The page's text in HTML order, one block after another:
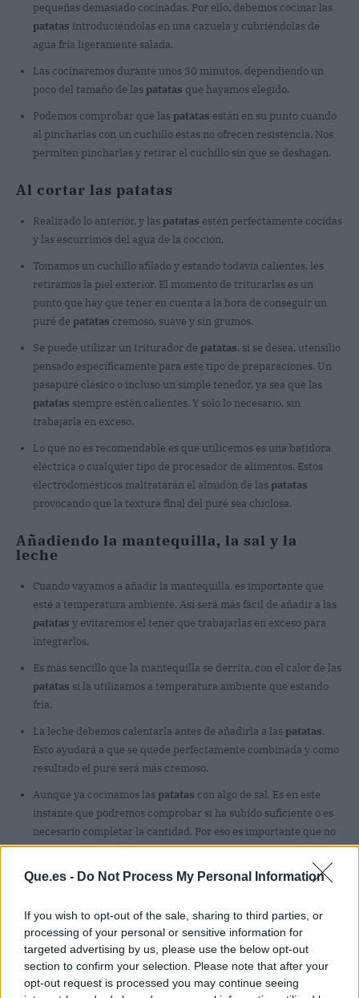
Que.es - Do Not Process My Personal Information
If you wish to opt-out of the sale, sharing to third parties, or
processing of your personal or sensitive information for
targeted advertising by us, please use the below opt-out
section to confirm your selection. Please note that after your
opt-out request is processed you may continue seeing
pequeñas demasiado cocinadas. Por ello, debemos cocinar las
patatas introduciéndolas en una cazuela y cubriéndolas de
agua fría ligeramente salada.
Las cocinaremos durante unos 30 minutos, dependiendo un
poco del tamaño de las patatas que hayamos elegido.
Podemos comprobar que las patatas están en su punto cuando
al pincharlas con un cuchillo estas no ofrecen resistencia. Nos
permiten pincharlas y retirar el cuchillo sin que se deshagan.
Al cortar las patatas
Realizado lo anterior, y las patatas estén perfectamente cocidas
y las escurrimos del agua de la cocción.
Tomamos un cuchillo afilado y estando todavía calientes, les
retiramos la piel exterior. El momento de triturarlas es un
punto que hay que tener en cuenta a la hora de conseguir un
puré de patatas cremoso, suave y sin grumos.
Se puede utilizar un triturador de patatas, si se desea, utensilio
pensado específicamente para este tipo de preparaciones. Un
pasapuré clásico o incluso un simple tenedor, ya sea que las
patatas siempre estén calientes. Y sólo lo necesario, sin
trabajarla en exceso.
Lo que no es recomendable es que utilicemos es una batidora
eléctrica o cualquier tipo de procesador de alimentos. Estos
electrodomésticos maltratarán el almidón de las patatas
provocando que la textura final del puré sea chiclosa.
Añadiendo la mantequilla, la sal y la
leche
Cuando vayamos a añadir la mantequilla, es importante que
esté a temperatura ambiente. Así será más fácil de añadir a las
patatas y evitaremos el tener que trabajarlas en exceso para
integrarlos.
Es más sencillo que la mantequilla se derrita, con el calor de las
patatas si la utilizamos a temperatura ambiente que estando
fría.
La leche debemos calentarla antes de añadirla a las patatas.
Esto ayudará a que se quede perfectamente combinada y como
resultado el puré será más cremoso.
Aunque ya cocinamos las patatas con algo de sal. Es en este
instante que podremos comprobar si ha subido suficiente o es
necesario completar la cantidad. Por eso es importante que no
cocinemos laspatatascon una excesiva cantidad de sal. Es
recomendable añadirle poco para que luego se rectifique la
En el momento de servir y la
conservación del puré de patatas
Debemos tomar en cuenta, si lo que deseamos es servir el mejor